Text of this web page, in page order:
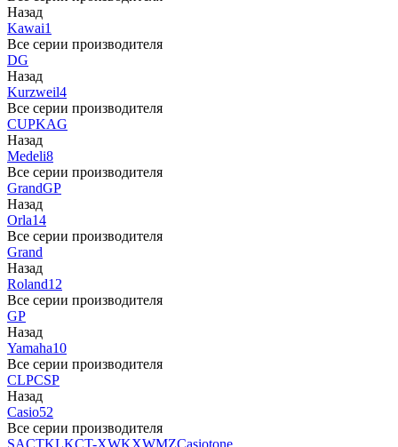
Назад
Kawai1
Все серии производителя
DG
Назад
Kurzweil4
Все серии производителя
CUPKAG
Назад
Medeli8
Все серии производителя
GrandGP
Назад
Orla14
Все серии производителя
Grand
Назад
Roland12
Все серии производителя
GP
Назад
Yamaha10
Все серии производителя
CLPCSP
Назад
Casio52
Все серии производителя
SACTKLKCT-XWKXWMZCasiotone